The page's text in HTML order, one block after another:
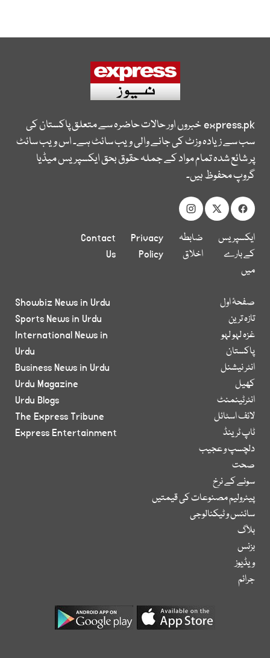
express.pkخبروں اور حالات حاضرہ سے متعلق پاکستان کی
سب سے زیادہ وزٹ کی جانے والی ویب سائٹ ہے۔ اس ویب سائٹ
پر شائع شدہ تمام مواد کے جملہ حقوق بحق ایکسپریس میڈیا
گروپ محفوظ ہیں۔
ایکسپریس
کے بارے
میں
ضابطہ
اخلاق
Privacy
Policy
Contact
Us
صفحۂ اول
تازہ ترین
غزہ لہو لہو
پاکستان
انٹر نیشنل
کھیل
انٹرٹینمنٹ
لائف اسٹائل
ٹاپ ٹرینڈ
دلچسپ و عجیب
صحت
سونے کے نرخ
پیٹرولیم مصنوعات کی قیمتیں
سائنس و ٹیکنالوجی
بلاگ
بزنس
ویڈیوز
جرائم
Showbiz News in Urdu
Sports News in Urdu
International News in
Urdu
Business News in Urdu
Urdu Magazine
Urdu Blogs
The Express Tribune
Express Entertainment